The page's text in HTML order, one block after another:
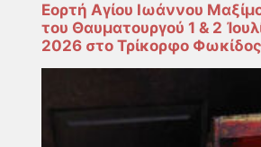
Εορτή Αγίου Ιωάννου
του Θαυματουργού 1 & 2
2026 στο Τρίκορφο